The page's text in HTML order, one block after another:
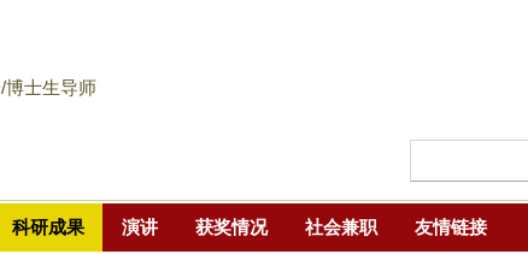
到
主
要
博士生导师
科研成果 演讲 获奖情况 社会兼职 友情链接